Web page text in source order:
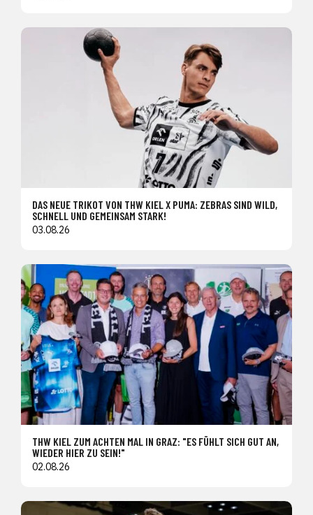
DAS NEUE TRIKOT VON THW KIEL X PUMA: ZEBRAS SIND WILD,
SCHNELL UND GEMEINSAM STARK!
03.08.26
THW KIEL ZUM ACHTEN MAL IN GRAZ: "ES FÜHLT SICH GUT AN,
WIEDER HIER ZU SEIN!"
02.08.26